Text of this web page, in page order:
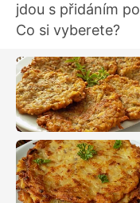
jdou s přidáním
Co si vyberete?